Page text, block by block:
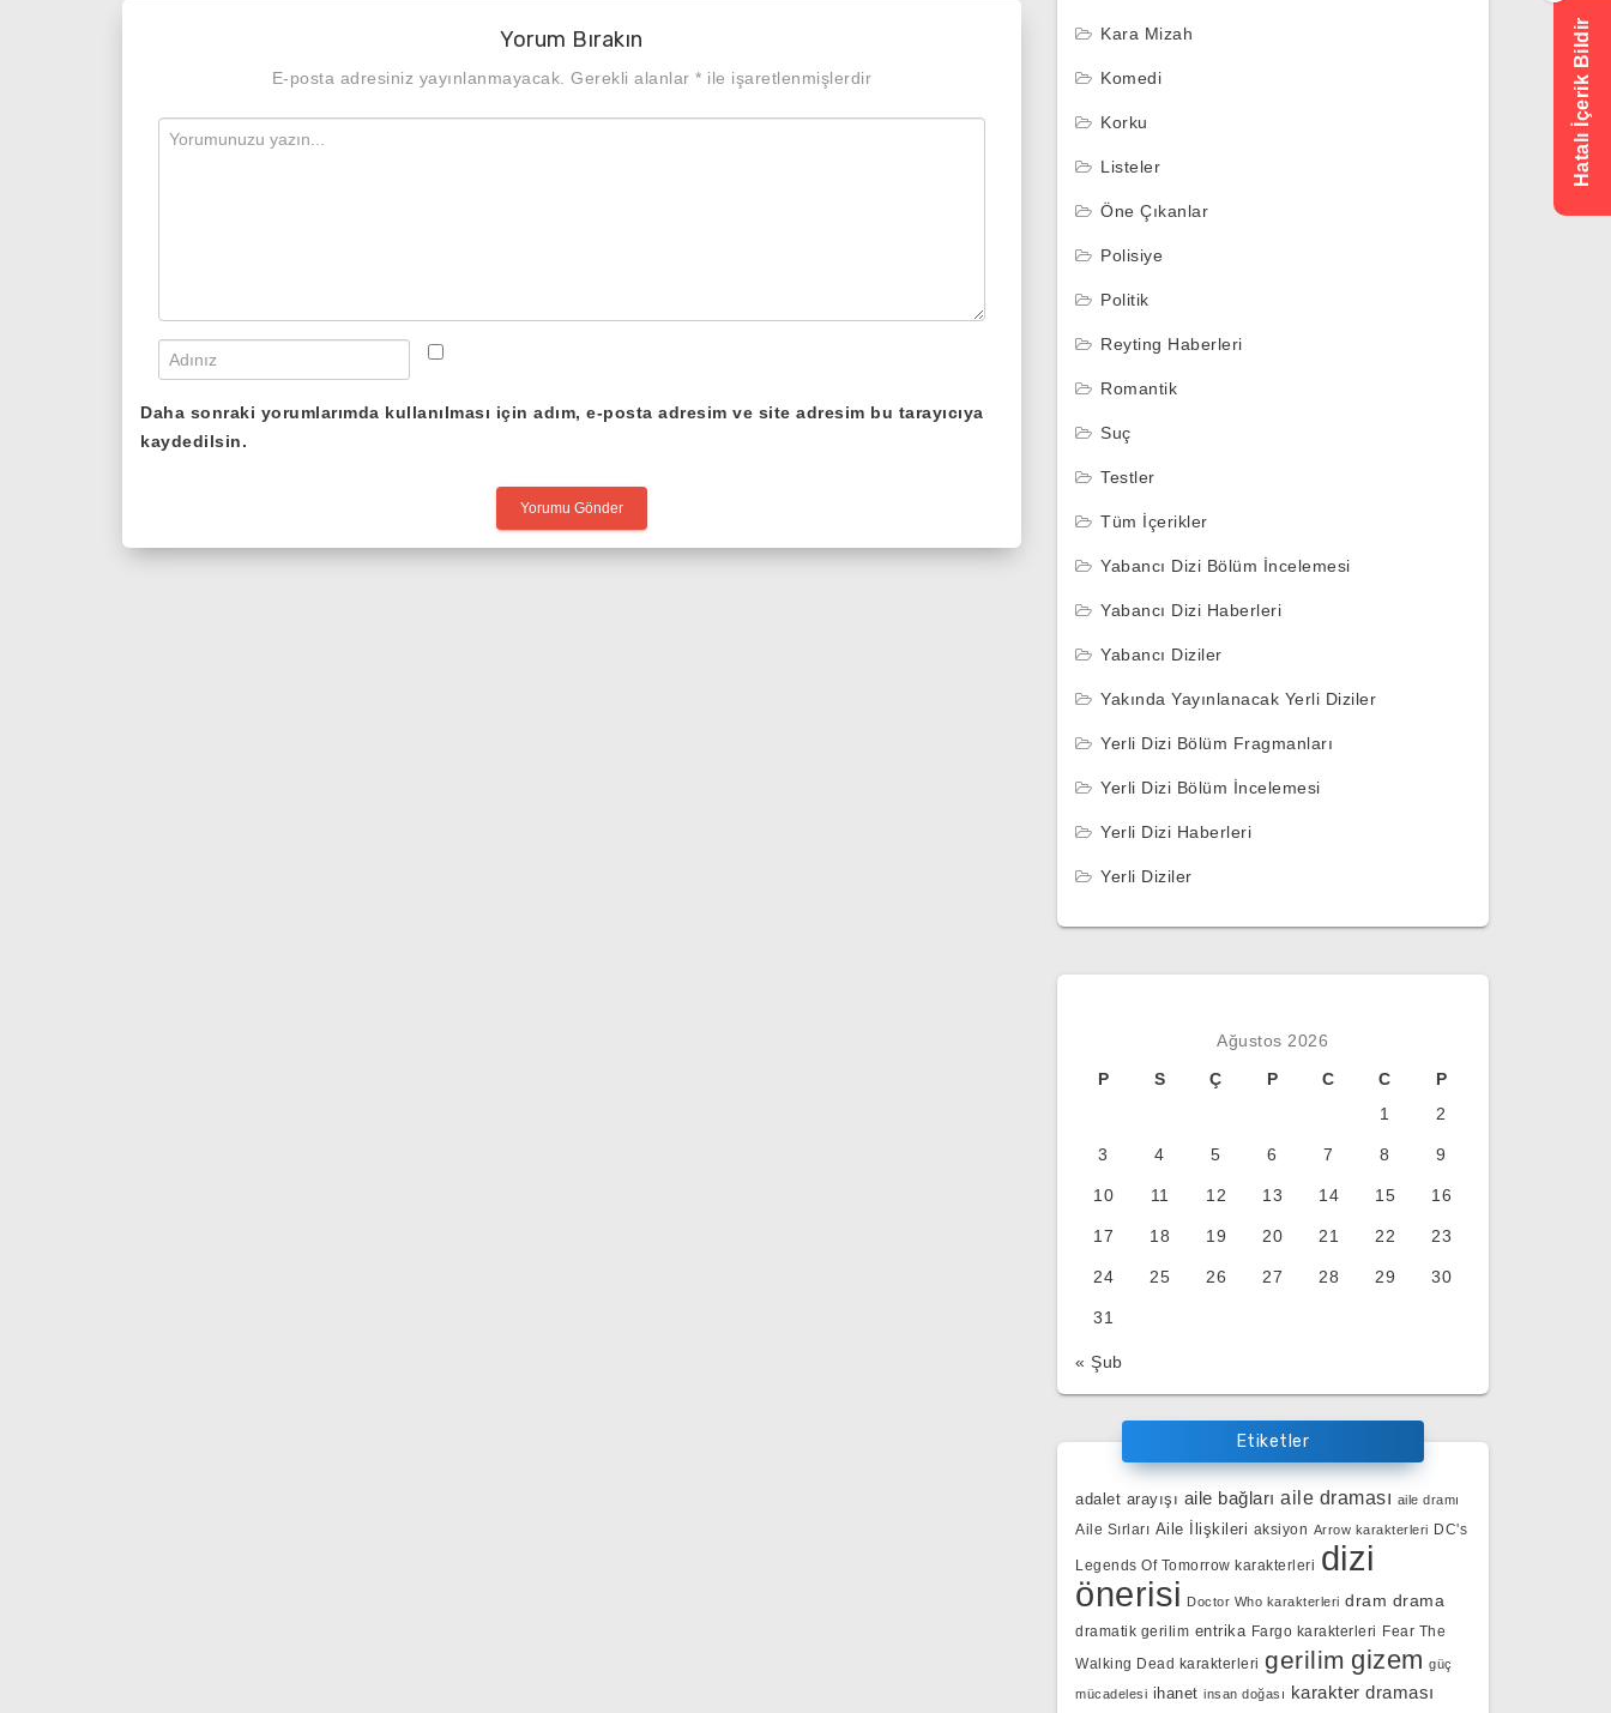
Yorum Bırakın
E-posta adresiniz yayınlanmayacak. Gerekli alanlar* ile işaretlenmişlerdir
Daha sonraki yorumlarımda kullanılması için adım, e-posta adresim ve site adresim bu tarayıcıya
kaydedilsin.
Kara Mizah
Komedi
Korku
Listeler
Öne Çıkanlar
Polisiye
Politik
Reyting Haberleri
Romantik
Suç
Testler
Tüm İçerikler
Yabancı Dizi Bölüm İncelemesi
Yabancı Dizi Haberleri
Yabancı Diziler
Yakında Yayınlanacak Yerli Diziler
Yerli Dizi Bölüm Fragmanları
Yerli Dizi Bölüm İncelemesi
Yerli Dizi Haberleri
Yerli Diziler
Ağustos 2026
P
S Ç P C C
P
1
2
3 4 5 6 7 8 9
10 11 12 13 14 15 16
17 18 19 20 21 22 23
24 25 26 27 28 29 30
31
« Şub
Etiketler
adalet arayışı aile bağları aile draması aile dramı
Aile Sırları Aile İlişkileri aksiyon Arrow karakterleri DC's
Legends Of Tomorrow karakterleri dizi
önerisi Doctor Who karakterleri dram drama
dramatik gerilim entrika Fargo karakterleri Fear The
Walking Dead karakterleri gerilim gizem güç
mücadelesi ihanet insan doğası karakter draması
Hatalı İçerik Bildir